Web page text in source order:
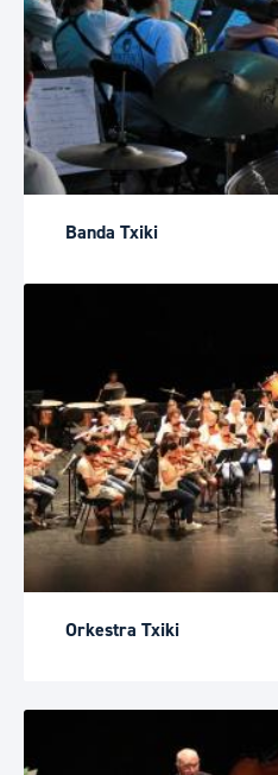
Banda Txiki
Orkestra Txiki